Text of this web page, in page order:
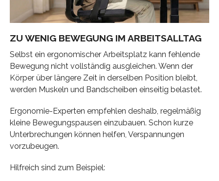
ZU WENIG BEWEGUNG IM ARBEITSALLTAG
Selbst ein ergonomischer Arbeitsplatz kann fehlende
Bewegung nicht vollständig ausgleichen. Wenn der
Körper über längere Zeit in derselben Position bleibt,
werden Muskeln und Bandscheiben einseitig belastet.
Ergonomie-Experten empfehlen deshalb, regelmäßig
kleine Bewegungspausen einzubauen. Schon kurze
Unterbrechungen können helfen, Verspannungen
vorzubeugen.
Hilfreich sind zum Beispiel: